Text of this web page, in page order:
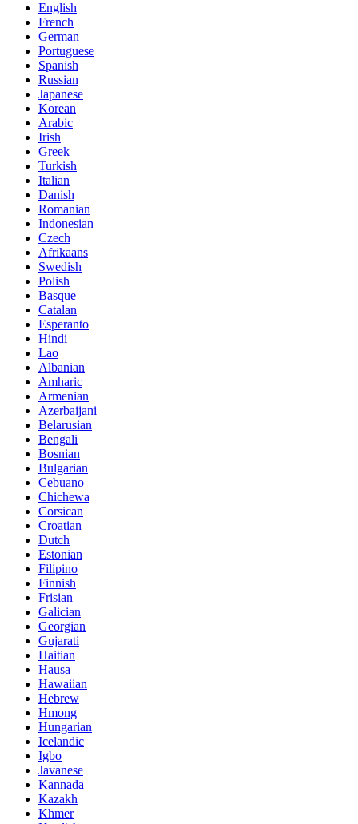
English
French
German
Portuguese
Spanish
Russian
Japanese
Korean
Arabic
Irish
Greek
Turkish
Italian
Danish
Romanian
Indonesian
Czech
Afrikaans
Swedish
Polish
Basque
Catalan
Esperanto
Hindi
Lao
Albanian
Amharic
Armenian
Azerbaijani
Belarusian
Bengali
Bosnian
Bulgarian
Cebuano
Chichewa
Corsican
Croatian
Dutch
Estonian
Filipino
Finnish
Frisian
Galician
Georgian
Gujarati
Haitian
Hausa
Hawaiian
Hebrew
Hmong
Hungarian
Icelandic
Igbo
Javanese
Kannada
Kazakh
Khmer